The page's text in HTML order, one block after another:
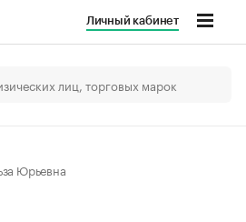
Личный кабинет
Юрьевна